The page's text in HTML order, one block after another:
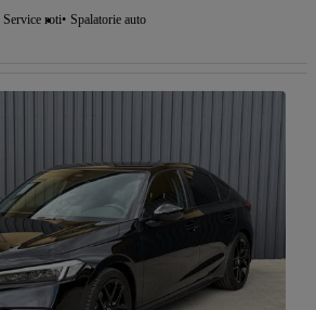
Service roti Spalatorie auto